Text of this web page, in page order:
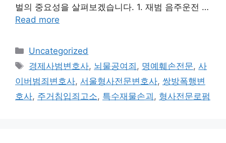
벌의 중요성을 살펴보겠습니다. 1. 재범 음주운전 …
Read more
Categories
Uncategorized
Tags
경제사범변호사, 뇌물공여죄 , 명예훼손전문,사
이버범죄변호사, 서울형사전문변호사, 쌍방폭행변
호사, 주거침입죄고소, 특수재물손괴 , 형사전문로펌